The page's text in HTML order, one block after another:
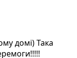
домі) Така